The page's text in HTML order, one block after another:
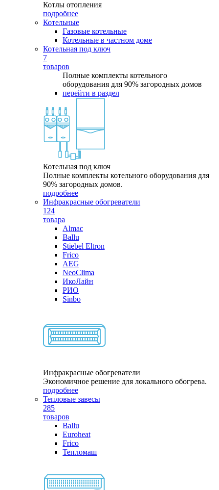
Котлы отопления
подробнее
Котельные
Газовые котельные
Котельные в частном доме
Котельная под ключ
7
товаров
Полные комплекты котельного
оборудования для 90% загородных домов
перейти в раздел
Котельная под ключ
Полные комплекты котельного оборудования для
90% загородных домов.
подробнее
Инфракрасные обогреватели
124
товара
Almac
Ballu
Stiebel Eltron
Frico
AEG
NeoClima
ИкоЛайн
РИО
Sinbo
Инфракрасные обогреватели
Экономичное решение для локального обогрева.
подробнее
Тепловые завесы
285
товаров
Ballu
Euroheat
Frico
Тепломаш